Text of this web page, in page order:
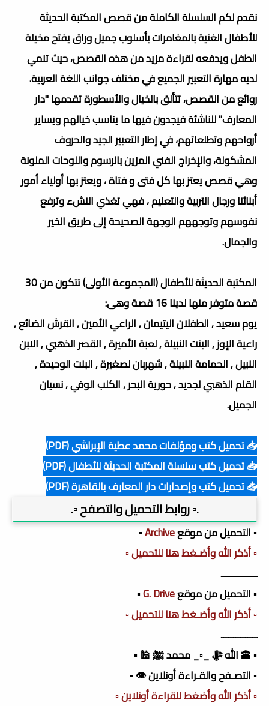
نقدم لكم السلسلة الكاملة من قصص المكتبة الحديثة
للأطفال الغنية بالمغامرات بأسلوب جميل وراق يفتح مخيلة
الطفل ويدفعه لقراءة مزيد من هذه القصص، حيث تنمي
لديه مهارة التعبير الجميع في مختلف جوانب اللغة العربية.
روائع من القصص، تتألق بالخيال والأسطورة تقدمها "دار
المعارف" للناشئة فيجدون فيها ما يناسب خيالهم ويسایر
أرواحهم وتطلعاتهم، في إطار التعبير الجيد والحروف
المشكولة، والإخراج الفني المزين بالرسوم واللوحات الملونة
وهي قصص يعتز بها كل فتى و فتاة ، ويعتز بها أولياء أمور
أبنائنا ورجال التربية والتعليم ، فهي تغذي النشء وترفع
نفوسهم وتوجههم الوجهة الصحيحة إلى طريق الخير
والجمال.
المكتبة الحديثة للأطفال (المجموعة الأولى) تتكون من 30
قصة متوفر منها لدينا 16 قصة وهى:
يوم سعيد , الطفلان اليتيمان , الراعي الأمين , القرش الضائع ,
راعية الإوز , البنت النبيلة , لعبة الأميرة , القصر الذهبي , الابن
النبيل , الحمامة النبيلة , شهربان لصغيرة , البنت الوحيدة ,
القلم الذهبي لجديد , حورية البحر , الكلب الوفي , نسيان
الجميل.
📥 تحميل كتب ومؤلفات محمد عطية الإبراشي (PDF)
📥 تحميل كتب سلسلة المكتبة الحديثة للأطفال (PDF)
📥 تحميل كتب وإصدارات دار المعارف بالقاهرة (PDF)
.▫️ روابط التحميل والتصفح ▫️.
▪️ التحميل من موقعArchive
▪️
▫️ أذكر الله وأضـغط هنا للتحميل ▫️
ـــــــــــــــ
▪️ التحميل من موقعG. Drive
▪️
▫️ أذكر الله وأضـغط هنا للتحميل ▫️
ـــــــــــــــ
▪️ 🕋 الله ﷻ _▫️_ محمد ﷺ 🕌 ▪️
▪️ التصـفح والقـراءة أونلاين 👁️ ▪️
▫️ أذكر الله وأضغط للقراءة أونلاين ▫️